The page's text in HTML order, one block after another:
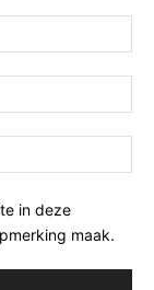
in deze
maak.